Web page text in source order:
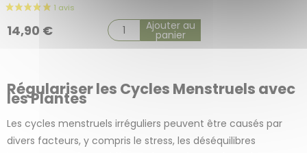
Régulariser les Cycles Menstruels avec
les Plantes
Les cycles menstruels irréguliers peuvent être causés par
divers facteurs, y compris le stress, les déséquilibres
14,90 € Ajouter au
panier